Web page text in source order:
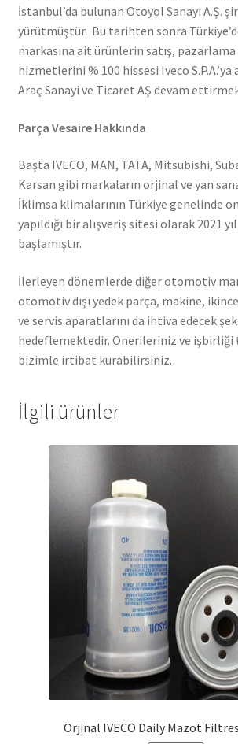
İstanbul’da bulunan Otoyol Sanayi A.Ş.
yürütmüştür. Bu tarihten sonra
markasına ait ürünlerin satış, pazarlama
hizmetlerini % 100 hissesi Iveco S.P.A.’ya
Araç Sanayi ve Ticaret AŞ devam
Parça Vesaire Hakkında
Başta IVECO, MAN, TATA, Mitsubishi,
Karsan gibi markaların orjinal ve yan
İklimsa klimalarının Türkiye genelinde
yapıldığı bir alışveriş sitesi olarak 2021
başlamıştır.
İlerleyen dönemlerde diğer otomotiv
otomotiv dışı yedek parça, makine,
ve servis aparatlarını da ihtiva edecek
hedeflemektedir. Önerileriniz ve
bizimle irtibat kurabilirsiniz.
İlgili ürünler
Orjinal IVECO Daily Mazot